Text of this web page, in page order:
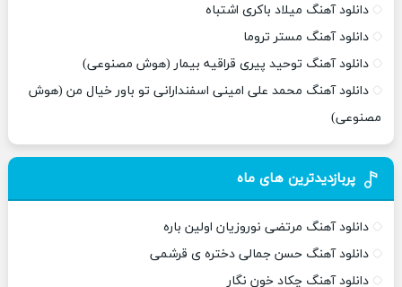
دانلود آهنگ میلاد باکری اشتباه
دانلود آهنگ مستر تروما
دانلود آهنگ توحید پیری قراقیه بیمار (هوش مصنوعی)
دانلود آهنگ محمد علی امینی اسفندارانی تو باور خیال من (هوش
مصنوعی)
پربازدیدترین های ماه
دانلود آهنگ مرتضی نوروزیان اولین باره
دانلود آهنگ حسن جمالی دختره ی قرشمی
دانلود آهنگ چکاد خون نگار